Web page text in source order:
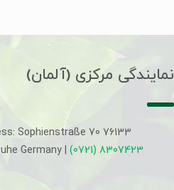
نمایندگی مرکزی (آلمان)
Sophienstraße 70 76133
Germany | (0721) 8307423